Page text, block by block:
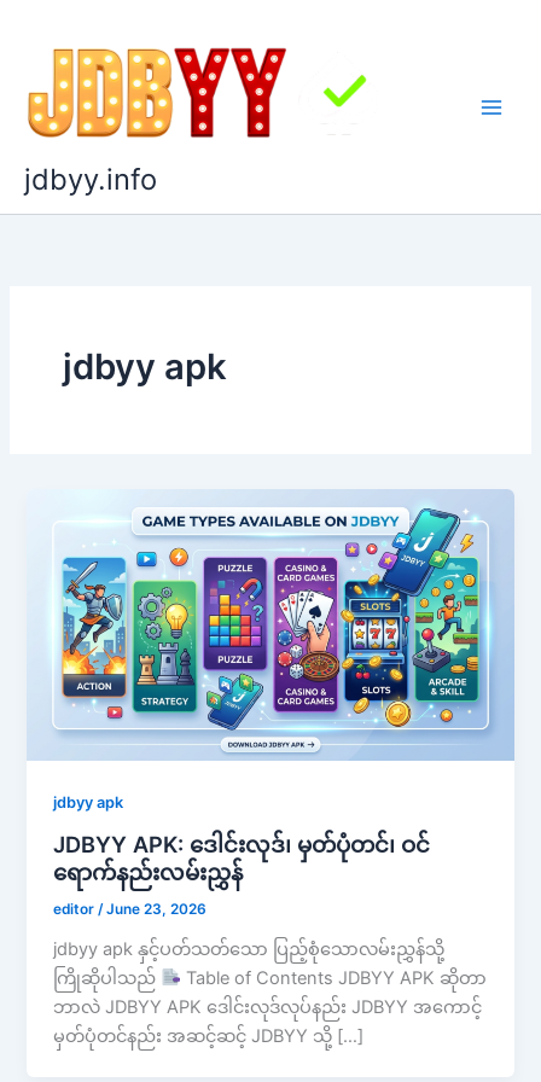
content
jdbyy.info
jdbyy apk
jdbyy apk
JDBYY APK: ဒေါင်းလုဒ်၊ မှတ်ပုံတင်၊ ဝင်
ရောက်နည်းလမ်းညွှန်
editor/June 23, 2026
jdbyy apk နှင့်ပတ်သတ်သော ပြည့်စုံသောလမ်းညွှန်သို့
ကြိုဆိုပါသည်
Table of Contents JDBYY APK ဆိုတာ
ဘာလဲ JDBYY APK ဒေါင်းလုဒ်လုပ်နည်း JDBYY အကောင့်
မှတ်ပုံတင်နည်း အဆင့်ဆင့် JDBYY သို့ […]